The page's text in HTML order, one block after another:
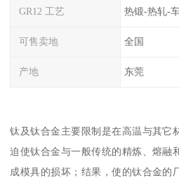
GR12 工艺 热锻-热轧-
可售卖地 全国
产地 东莞
钛及钛合金主要限制是在高温与其它
迫使钛合金与一般传统的精炼、熔融
成模具的损坏；结果，使的钛合金的